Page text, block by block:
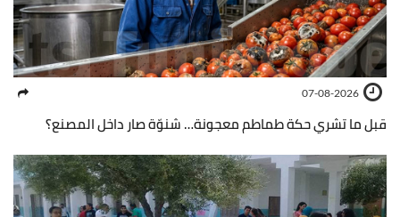
07-08-2026
قبل ما تشري حكة طماطم معجونة… شنوّة صار داخل المصنع؟